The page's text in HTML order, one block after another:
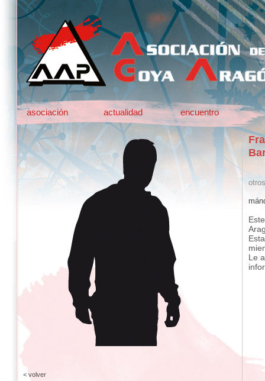
asociación actualidad encuentro
< volver
otros
Le